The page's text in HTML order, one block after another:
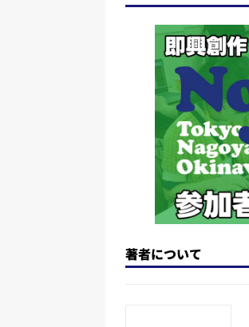
d
o
n
k
y
b
o
o
k
著者について